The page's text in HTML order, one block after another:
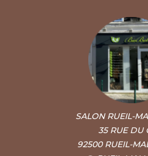
SALON RUEIL-
35 RUE DU
92500 RUEIL-